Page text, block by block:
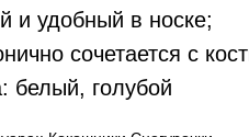
и удобный в носке;
сочетается с
белый, голубой